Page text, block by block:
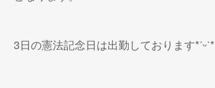
3日の憲法記念日は出勤しております*ˊᵕˋ*